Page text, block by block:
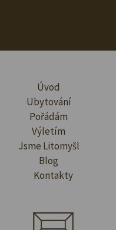
Úvod
Ubytování
Pořádám
Výletím
Jsme Litomyšl
Blog
Kontakty